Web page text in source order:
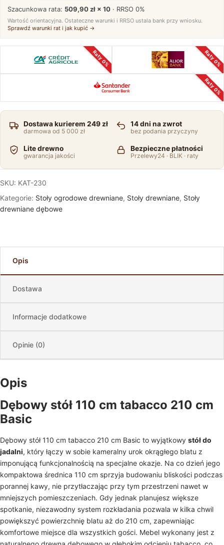
Szacunkowa rata: 509,90 zł × 10 · RRSO 0%
Wartość orientacyjna. Ostateczne warunki i RRSO ustala bank przy wniosku.
Sprawdź warunki rat i jak kupić →
Raty 0%
Raty 0%
Raty 0%
Dostawa kurierem 249 zł
darmowa od 5 000 zł
14 dni na zwrot
bez podania przyczyny
Lite drewno
gwarancja jakości
Bezpieczne płatności
Przelewy24 · BLIK · raty
SKU: KAT-230
Kategorie: Stoły ogrodowe drewniane, Stoły drewniane, Stoły
drewniane dębowe
Opis
Dostawa
Informacje dodatkowe
Opinie (0)
Opis
Dębowy stół 110 cm tabacco 210 cm
Basic
Dębowy stół 110 cm tabacco 210 cm Basic to wyjątkowy stół do
jadalni, który łączy w sobie kameralny urok okrągłego blatu z
imponującą funkcjonalnością na specjalne okazje. Na co dzień jego
kompaktowa średnica 110 cm sprzyja budowaniu bliskości podczas
porannej kawy, nie przytłaczając przy tym przestrzeni nawet w
mniejszych pomieszczeniach. Gdy jednak planujesz większe
spotkanie, niezawodny system rozkładania pozwala w kilka chwil
powiększyć powierzchnię blatu aż do 210 cm, zapewniając
komfortowe miejsce dla wszystkich gości. Mebel wykonany jest z